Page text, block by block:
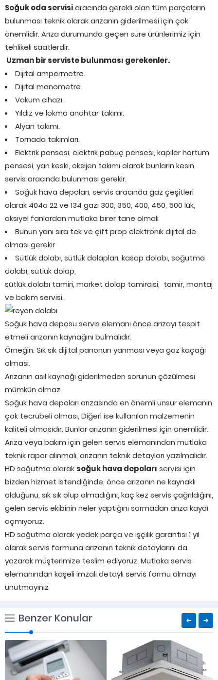
Soğuk oda servisiaracında gerekli olan tüm parçaların
bulunması teknik olarak arızanın giderilmesi için çok
önemlidir. Arıza durumunda geçen süre ürünlerimiz için
tehlikeli saatlerdir.
Uzman bir serviste bulunması gerekenler.
Dijital ampermetre.
Dijital manometre.
Vakum cihazı.
Yıldız ve lokma anahtar takımı.
Alyan takımı.
Tornada takımları.
Elektrik pensesi, elektrik pabuç pensesi, kapiler hortum
pensesi, yan keski, oksijen takımı olarak bunların kesin
servis aracında bulunması gerekir.
Soğuk hava depoları, servis aracında gaz çeşitleri
olarak 404a 22 ve 134 gazı 300, 350, 400, 450, 500 lük,
aksiyel fanlardan mutlaka birer tane olmalı
Bunun yanı sıra tek ve çift prop elektronik dijital de
olması gerekir
Sütlük dolabı, sütlük dolapları, kasap dolabı, soğutma
dolabı, sütlük dolap,
sütlük dolabı tamiri, market dolap tamircisi, tamir, montaj
ve bakım servisi.
Soğuk hava deposu servis elemanı önce arızayı tespit
etmeli arızanın kaynağını bulmalıdır.
Örneğin: Sık sık dijital panonun yanması veya gaz kaçağı
olması.
Arızanın asıl kaynağı giderilmeden sorunun çözülmesi
mümkün olmaz
Soğuk hava depoları arızasında en önemli unsur elemanın
çok tecrübeli olması, Diğeri ise kullanılan malzemenin
kaliteli olmasıdır. Bunlar arızanın giderilmesi için önemlidir.
Arıza veya bakım için gelen servis elemanından mutlaka
teknik rapor alınmalı, arızanın teknik detayları yazılmalıdır.
HD soğutma olarak soğuk hava depoları servisi için
bizden hizmet istendiğinde, önce arızanın ne kaynaklı
olduğunu, sık sık olup olmadığını, kaç kez servis çağrıldığını,
gelen servis ekibinin neler yaptığını sormadan arıza kaydı
açmıyoruz.
HD soğutma olarak yedek parça ve işçilik garantisi 1 yıl
olarak servis formuna arızanın teknik detaylarını da
yazarak müşterimize teslim ediyoruz. Mutlaka servis
elemanından kaşeli imzalı detaylı servis formu almayı
unutmayınız
Benzer Konular